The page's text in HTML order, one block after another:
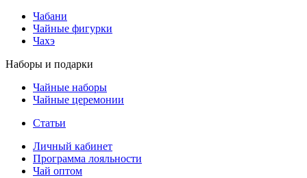
Чабани
Чайные фигурки
Чахэ
Наборы и подарки
Чайные наборы
Чайные церемонии
Статьи
Личный кабинет
Программа лояльности
Чай оптом